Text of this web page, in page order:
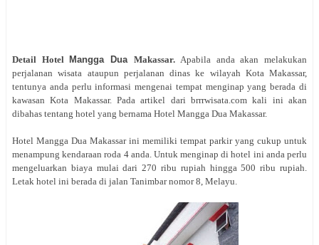
Detail Hotel Mangga Dua Makassar.Apabila anda akan melakukan
perjalanan wisata ataupun perjalanan dinas ke wilayah Kota Makassar,
tentunya anda perlu informasi mengenai tempat menginap yang berada di
kawasan Kota Makassar. Pada artikel dari brrrwisata.com kali ini akan
dibahas tentang hotel yang bernama Hotel Mangga Dua Makassar.
Hotel Mangga Dua Makassar ini memiliki tempat parkir yang cukup untuk
menampung kendaraan roda 4 anda. Untuk menginap di hotel ini anda perlu
mengeluarkan biaya mulai dari 270 ribu rupiah hingga 500 ribu rupiah.
Letak hotel ini berada di jalan Tanimbar nomor 8, Melayu.